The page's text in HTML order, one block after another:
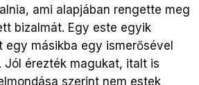
ami alapjában rengette meg
bizalmát. Egy este egyik
egy másikba egy ismerősével
Jól érezték magukat, italt is
szerint nem estek